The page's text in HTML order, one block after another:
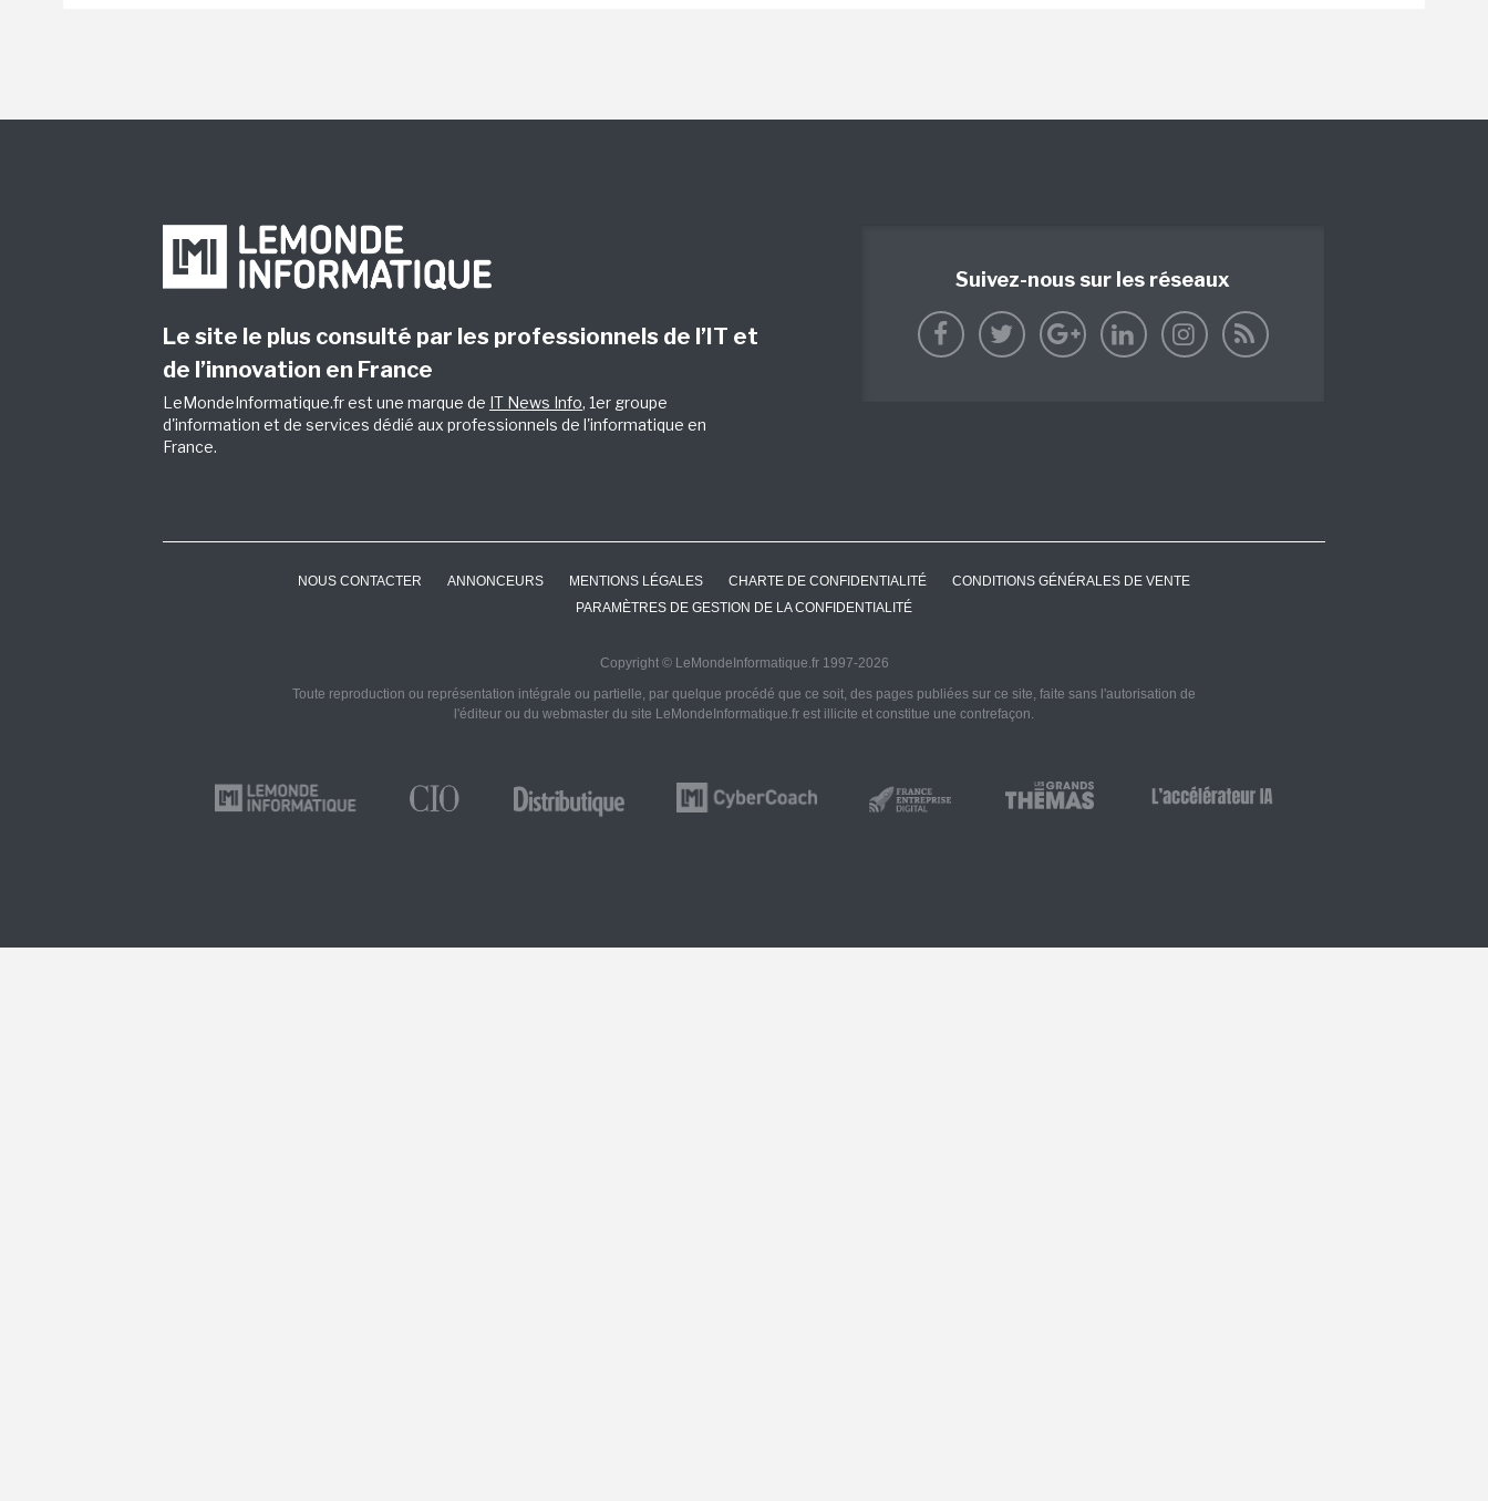
Le site le plus consulté par les professionnels de l’IT et
de l’innovation en France
LeMondeInformatique.fr est une marque de IT News Info, 1er groupe
d'information et de services dédié aux professionnels de l'informatique en
France.
Suivez-nous sur les réseaux
NOUS CONTACTER ANNONCEURS MENTIONS LÉGALES CHARTE DE CONFIDENTIALITÉ
CONDITIONS GÉNÉRALES DE VENTE
PARAMÈTRES DE GESTION DE LA CONFIDENTIALITÉ
Copyright © LeMondeInformatique.fr 1997-2026
Toute reproduction ou représentation intégrale ou partielle, par quelque procédé que ce soit, des pages publiées sur ce site, faite sans l'autorisation de
l'éditeur ou du webmaster du site LeMondeInformatique.fr est illicite et constitue une contrefaçon.